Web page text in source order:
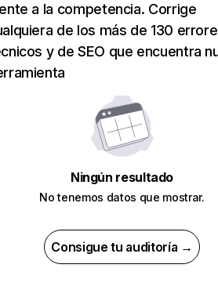
a la competencia. Corrige
de los más de 130
y de SEO que encuentra
Ningún resultado
No tenemos datos que mostrar.
Consigue tu auditoría →